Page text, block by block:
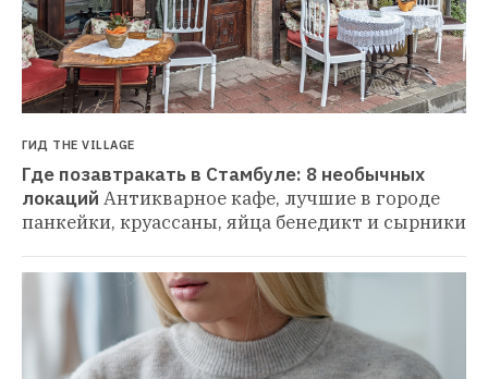
ГИД THE VILLAGE
Где позавтракать в Стамбуле: 8 необычных
локаций Антикварное кафе, лучшие в городе
панкейки, круассаны, яйца бенедикт и сырники